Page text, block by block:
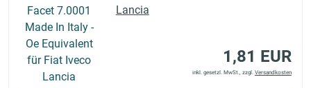
Lancia
1,81 EUR
inkl. gesetzl. MwSt., zzgl. Versandkosten